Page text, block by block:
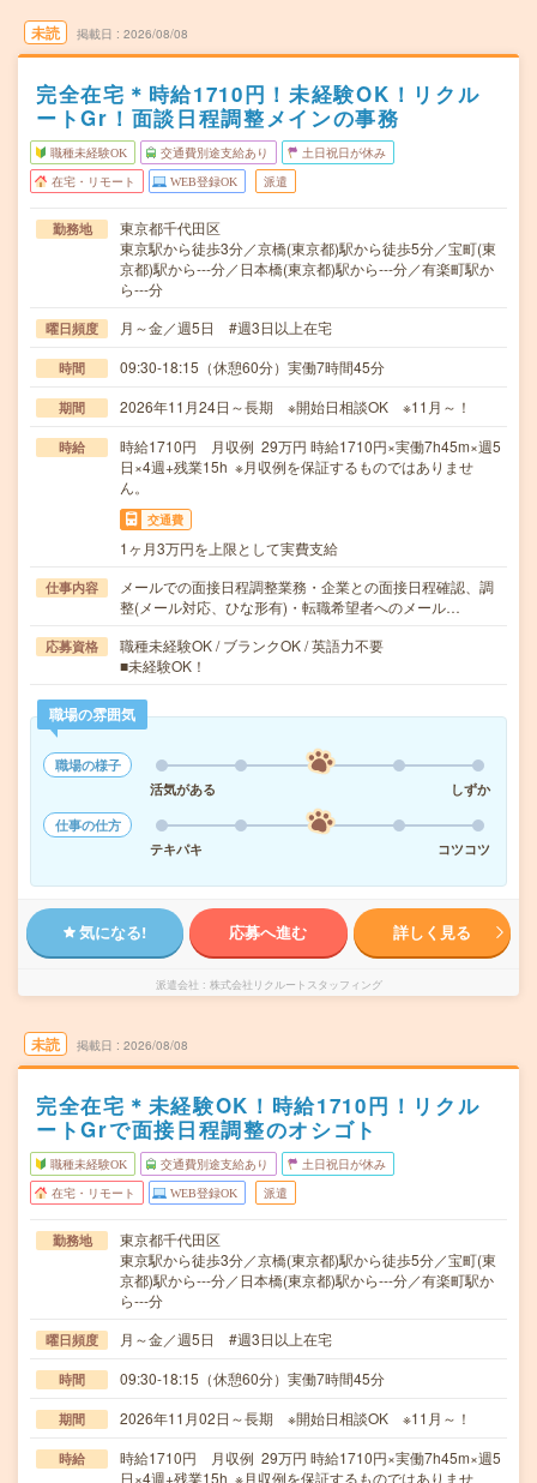
未読 掲載日 2026/08/08
完全在宅＊時給1710円！未経験OK！リクル
ートGr！面談日程調整メインの事務
職種未経験OK 交通費別途支給あり 土日祝日が休み
在宅・リモート WEB登録OK 派遣
勤務地
東京都千代田区
東京駅から徒歩3分／京橋(東京都)駅から徒歩5分／宝町(東
京都)駅から---分／日本橋(東京都)駅から---分／有楽町駅か
ら---分
曜日頻度 月～金／週5日 #週3日以上在宅
時間 09:30-18:15（休憩60分）実働7時間45分
期間 2026年11月24日～長期 ※開始日相談OK ※11月～！
時給
時給1710円 月収例 29万円 時給1710円×実働7h45m×週5
日×4週+残業15h ※月収例を保証するものではありませ
ん。
交通費
1ヶ月3万円を上限として実費支給
仕事内容
メールでの面接日程調整業務・企業との面接日程確認、調
整(メール対応、ひな形有)・転職希望者へのメール…
応募資格
職種未経験OK / ブランクOK / 英語力不要
■未経験OK！
職場の雰囲気
職場の様子
活気がある
しずか
仕事の仕方
テキパキ
コツコツ
気になる! 応募へ進む 詳しく見る
派遣会社 株式会社リクルートスタッフィング
未読 掲載日 2026/08/08
完全在宅＊未経験OK！時給1710円！リクル
ートGrで面接日程調整のオシゴト
職種未経験OK 交通費別途支給あり 土日祝日が休み
在宅・リモート WEB登録OK 派遣
勤務地
東京都千代田区
東京駅から徒歩3分／京橋(東京都)駅から徒歩5分／宝町(東
京都)駅から---分／日本橋(東京都)駅から---分／有楽町駅か
ら---分
曜日頻度 月～金／週5日 #週3日以上在宅
時間 09:30-18:15（休憩60分）実働7時間45分
期間 2026年11月02日～長期 ※開始日相談OK ※11月～！
時給
時給1710円 月収例 29万円 時給1710円×実働7h45m×週5
日×4週+残業15h ※月収例を保証するものではありませ